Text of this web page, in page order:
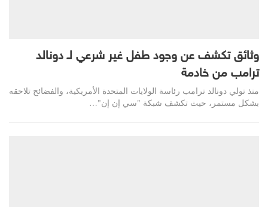
وثائق تكشف عن وجود طفل غير شرعي لـ دونالد
ترامب من خادمة
منذ تولي دونالد ترامب رئاسة الولايات المتحدة الأمريكية، والفضائح تلاحقه
بشكل مستمر، حيث تكشف شبكة "سي إن إن"…